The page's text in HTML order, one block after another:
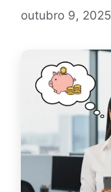
outubro 9, 2025